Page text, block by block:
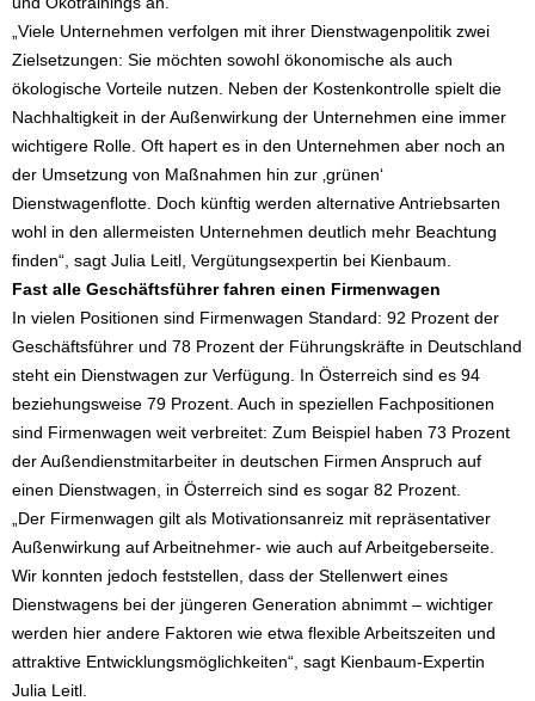
„Viele Unternehmen verfolgen mit ihrer Dienstwagenpolitik zwei
Zielsetzungen: Sie möchten sowohl ökonomische als auch
ökologische Vorteile nutzen. Neben der Kostenkontrolle spielt die
Nachhaltigkeit in der Außenwirkung der Unternehmen eine immer
wichtigere Rolle. Oft hapert es in den Unternehmen aber noch an
der Umsetzung von Maßnahmen hin zur ‚grünen‘
Dienstwagenflotte. Doch künftig werden alternative Antriebsarten
wohl in den allermeisten Unternehmen deutlich mehr Beachtung
finden“, sagt Julia Leitl, Vergütungsexpertin bei Kienbaum.
Fast alle Geschäftsführer fahren einen Firmenwagen
In vielen Positionen sind Firmenwagen Standard: 92 Prozent der
Geschäftsführer und 78 Prozent der Führungskräfte in Deutschland
steht ein Dienstwagen zur Verfügung. In Österreich sind es 94
beziehungsweise 79 Prozent. Auch in speziellen Fachpositionen
sind Firmenwagen weit verbreitet: Zum Beispiel haben 73 Prozent
der Außendienstmitarbeiter in deutschen Firmen Anspruch auf
einen Dienstwagen, in Österreich sind es sogar 82 Prozent.
„Der Firmenwagen gilt als Motivationsanreiz mit repräsentativer
Außenwirkung auf Arbeitnehmer- wie auch auf Arbeitgeberseite.
Wir konnten jedoch feststellen, dass der Stellenwert eines
Dienstwagens bei der jüngeren Generation abnimmt – wichtiger
werden hier andere Faktoren wie etwa flexible Arbeitszeiten und
attraktive Entwicklungsmöglichkeiten“, sagt Kienbaum-Expertin
Julia Leitl.